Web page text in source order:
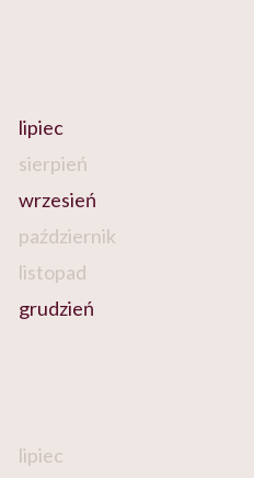
lipiec
sierpień
wrzesień
październik
listopad
grudzień
lipiec